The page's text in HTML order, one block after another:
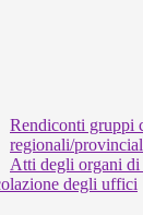
Rendiconti gruppi
regionali/
Atti degli organi
degli uffici